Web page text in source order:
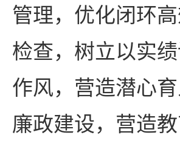
管理，优化闭环
检查，树立以实
作风，营造潜心
廉政建设，营造